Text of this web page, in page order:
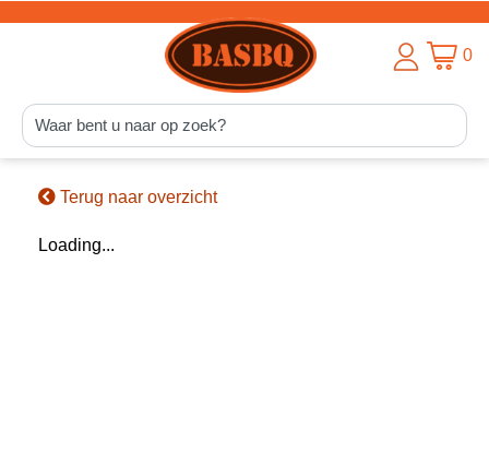
0
Terug naar overzicht
Loading...